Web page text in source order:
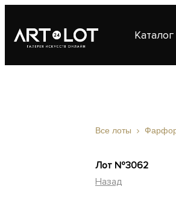
Все лоты
Лот №3062
Назад